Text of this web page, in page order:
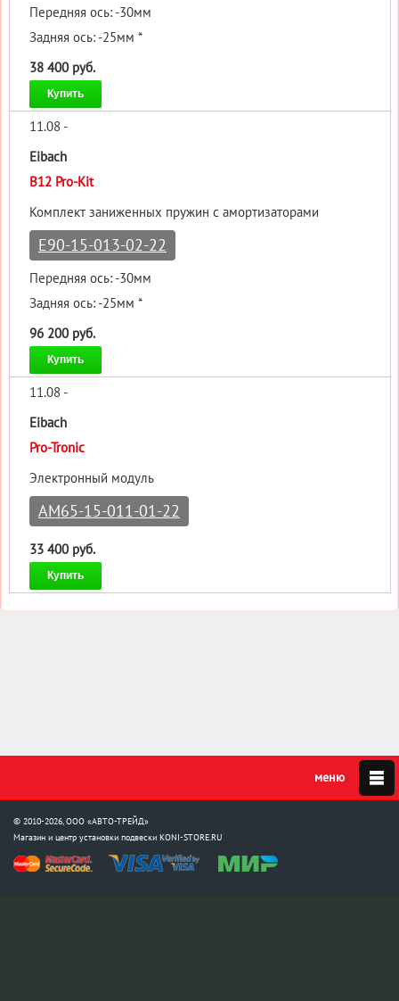
Передняя ось: -30мм
Задняя ось: -25мм *
38 400 руб.
Купить
11.08 -
Eibach
B12 Pro-Kit
Комплект заниженных пружин с амортизаторами
E90-15-013-02-22
Передняя ось: -30мм
Задняя ось: -25мм *
96 200 руб.
Купить
11.08 -
Eibach
Pro-Tronic
Электронный модуль
AM65-15-011-01-22
33 400 руб.
Купить
© 2010-2026, ООО «АВТО-ТРЕЙД»
Магазин и центр установки подвески KONI-STORE.RU